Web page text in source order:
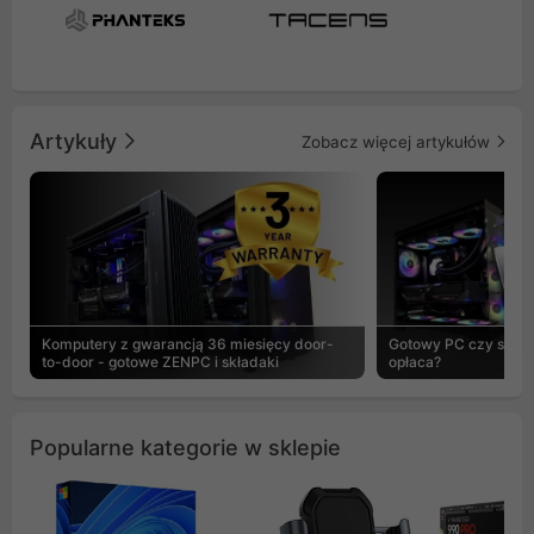
Artykuły Zobacz więcej artykułów
Komputery z gwarancją 36 miesięcy door-
to-door - gotowe ZENPC i składaki
Gotowy PC czy
opłaca?
Popularne kategorie w sklepie